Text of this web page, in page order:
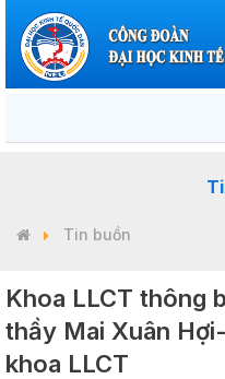
Tin buồn
Khoa LLCT thông
thầy Mai Xuân
khoa LLCT